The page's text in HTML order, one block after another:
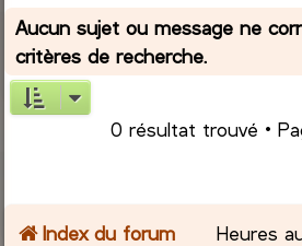
Aucun sujet ou message ne
critères de recherche.
0 résultat trouvé •
Index du forum Heures